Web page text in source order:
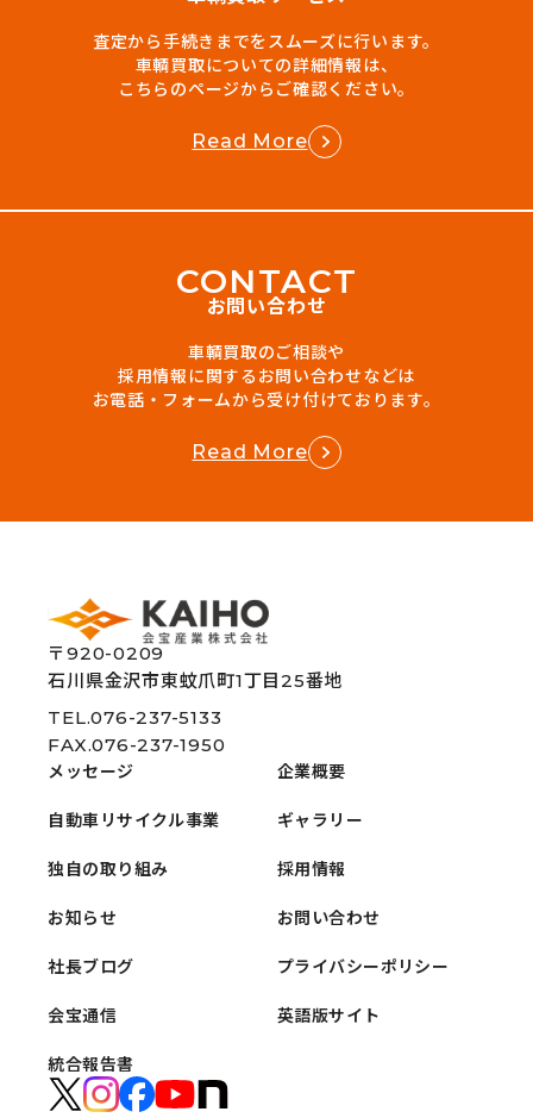
査定から手続きまでをスムーズに行います。
車輌買取についての詳細情報は、
こちらのページからご確認ください。
Read More
CONTACT
お問い合わせ
車輌買取のご相談や
採用情報に関するお問い合わせなどは
お電話・フォームから受け付けております。
Read More
〒920-0209
石川県金沢市東蚊爪町1丁目25番地
TEL.076-237-5133
FAX.076-237-1950
メッセージ
自動車リサイクル事業
独自の取り組み
お知らせ
社長ブログ
会宝通信
統合報告書
企業概要
ギャラリー
採用情報
お問い合わせ
プライバシーポリシー
英語版サイト